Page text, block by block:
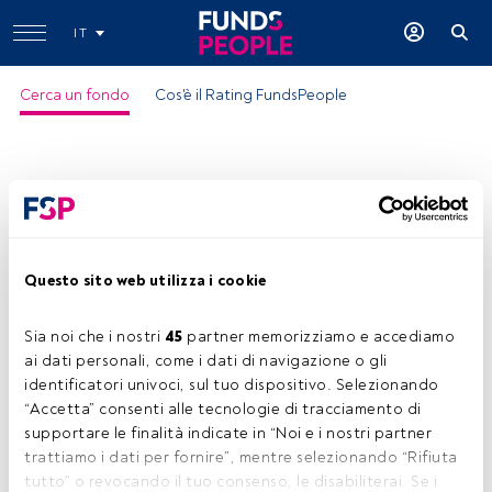
Questo sito web utilizza i cookie
Sia noi che i nostri 45 partner memorizziamo e accediamo
ai dati personali, come i dati di navigazione o gli
identificatori univoci, sul tuo dispositivo. Selezionando
“Accetta” consenti alle tecnologie di tracciamento di
supportare le finalità indicate in “Noi e i nostri partner
trattiamo i dati per fornire”, mentre selezionando “Rifiuta
tutto” o revocando il tuo consenso, le disabiliterai. Se i
IT
Cerca un fondo Cos'è il Rating FundsPeople